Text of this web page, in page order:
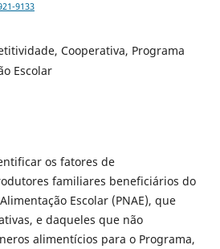
9133
Cooperativa, Programa
Escolar
os fatores de
familiares beneficiários do
Escolar (PNAE), que
e daqueles que não
alimentícios para o Programa,